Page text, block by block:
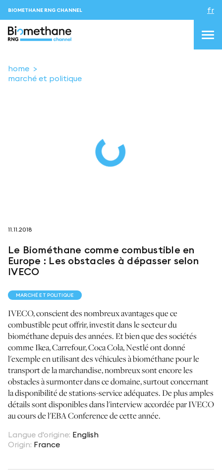
BIOMETHANE RNG CHANNEL fr
suivez-nous sur
home
marché et politique
11.11.2018
Le Biométhane comme combustible en
Europe : Les obstacles à dépasser selon
IVECO
MARCHÉ ET POLITIQUE
IVECO, conscient des nombreux avantages que ce
combustible peut offrir, investit dans le secteur du
biométhane depuis des années. Et bien que des sociétés
comme Ikea, Carrefour, Coca Cola, Nestlé ont donné
l'exemple en utilisant des véhicules à biométhane pour le
transport de la marchandise, nombreux sont encore les
obstacles à surmonter dans ce domaine, surtout concernant
la disponibilité de stations-service adéquates. De plus amples
détails sont disponibles dans l'interview accordée par IVECO
au cours de l'EBA Conference de cette année.
Langue d'origine: English
Origin: France